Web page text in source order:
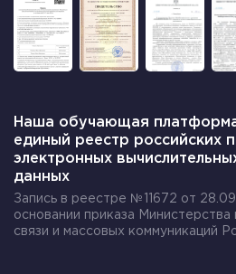
Наша обучающая
единый реестр российских
электронных
данных
Запись в реестре №11672 от
основании приказа Министерства
связи и массовых коммуникаций